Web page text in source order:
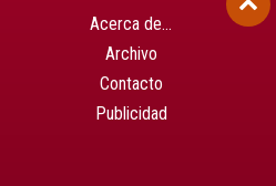
Acerca de…
Archivo
Contacto
Publicidad